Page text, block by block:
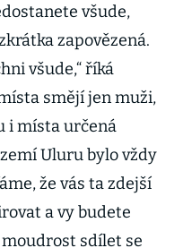
všude,
zapovězená.
všude,“ říká
smějí jen muži,
i místa určená
Uluru bylo vždy
že vás ta zdejší
a vy budete
sdílet se